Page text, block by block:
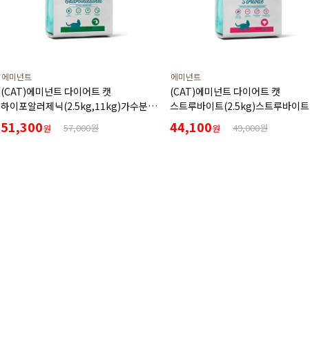
에미넌트
(CAT)에미넌트 다이어트 캣
하이포알러제닉(2.5kg,11kg)가수분해
단백질과 나트륨, 칼륨 함량을 높인
간질환 알러지 있는 고양이를 위한
51,300원 57,000원
에미넌트
(CAT)에미넌트 다이어트 캣
스트루바이트(2.5kg)스트루바이트
요로결석증이 있는 반려묘를 위한
처방사료
44,100원 49,000원